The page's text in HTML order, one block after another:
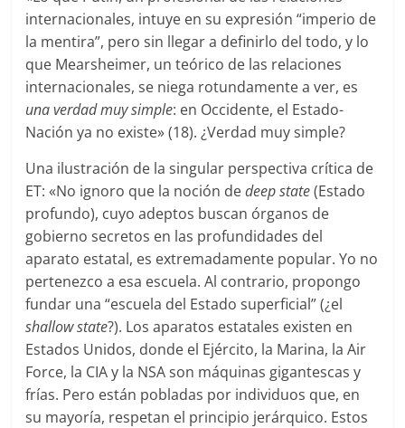
internacionales, intuye en su expresión “imperio de
la mentira”, pero sin llegar a definirlo del todo, y lo
que Mearsheimer, un teórico de las relaciones
internacionales, se niega rotundamente a ver, es
una verdad muy simple: en Occidente, el Estado-
Nación ya no existe» (18). ¿Verdad muy simple?
Una ilustración de la singular perspectiva crítica de
ET: «No ignoro que la noción dedeep state(Estado
profundo), cuyo adeptos buscan órganos de
gobierno secretos en las profundidades del
aparato estatal, es extremadamente popular. Yo no
pertenezco a esa escuela. Al contrario, propongo
fundar una “escuela del Estado superficial” (¿el
shallow state?). Los aparatos estatales existen en
Estados Unidos, donde el Ejército, la Marina, la Air
Force, la CIA y la NSA son máquinas gigantescas y
frías. Pero están pobladas por individuos que, en
su mayoría, respetan el principio jerárquico. Estos